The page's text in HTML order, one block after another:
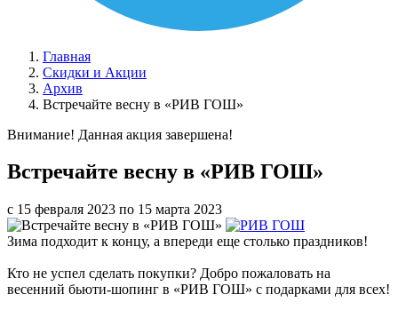
Главная
Скидки и Акции
Архив
Встречайте весну в «РИВ ГОШ»
Внимание! Данная акция завершена!
Встречайте весну в «РИВ ГОШ»
с 15 февраля 2023 по 15 марта 2023
Зима подходит к концу, а впереди еще столько праздников!
Кто не успел сделать покупки? Добро пожаловать на
весенний бьюти-шопинг в «РИВ ГОШ» с подарками для всех!